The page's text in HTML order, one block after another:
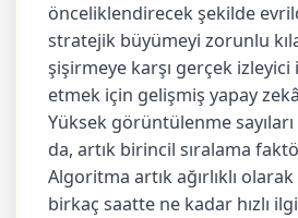
önceliklendirecek şekilde
stratejik büyümeyi zorunlu
şişirmeye karşı gerçek
etmek için gelişmiş yapay
Yüksek görüntülenme
da, artık birincil sıralama
Algoritma artık ağırlıklı
birkaç saatte ne kadar hızlı